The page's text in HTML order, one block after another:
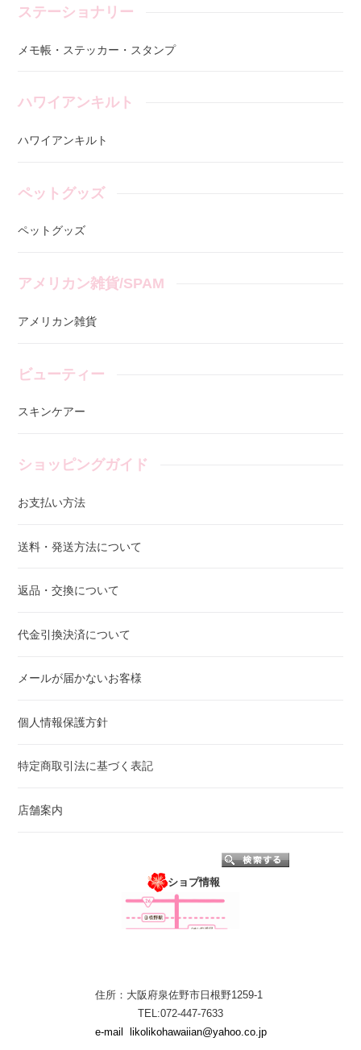
ステーショナリー
メモ帳・ステッカー・スタンプ
ハワイアンキルト
ハワイアンキルト
ペットグッズ
ペットグッズ
アメリカン雑貨/SPAM
アメリカン雑貨
ビューティー
スキンケアー
ショッピングガイド
お支払い方法
送料・発送方法について
返品・交換について
代金引換決済について
メールが届かないお客様
個人情報保護方針
特定商取引法に基づく表記
店舗案内
ショプ情報
住所：大阪府泉佐野市日根野1259-1
TEL:072-447-7633
e-mail
likolikohawaiian@yahoo.co.jp